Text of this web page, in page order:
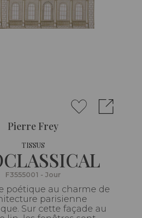
Pierre Frey
TISSUS
F3555001 - Jour
poétique au charme de
parisienne
Sur cette façade au